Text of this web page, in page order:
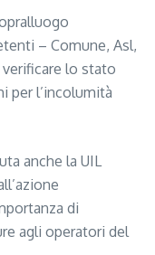
– Comune, Asl,
lo stato
per l’incolumità
anche la UIL
di
agli operatori del